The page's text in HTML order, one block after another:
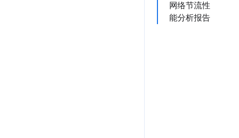
网络节流性
能分析报告